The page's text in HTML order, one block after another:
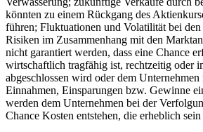
könnten zu einem Rückgang des
führen; Fluktuationen und Volatilität bei
Risiken im Zusammenhang mit den
nicht garantiert werden, dass eine Chance
wirtschaftlich tragfähig ist, rechtzeitig oder
abgeschlossen wird oder dem Unternehmen
Einnahmen, Einsparungen bzw. Gewinne
werden dem Unternehmen bei der
Chance Kosten entstehen, die erheblich